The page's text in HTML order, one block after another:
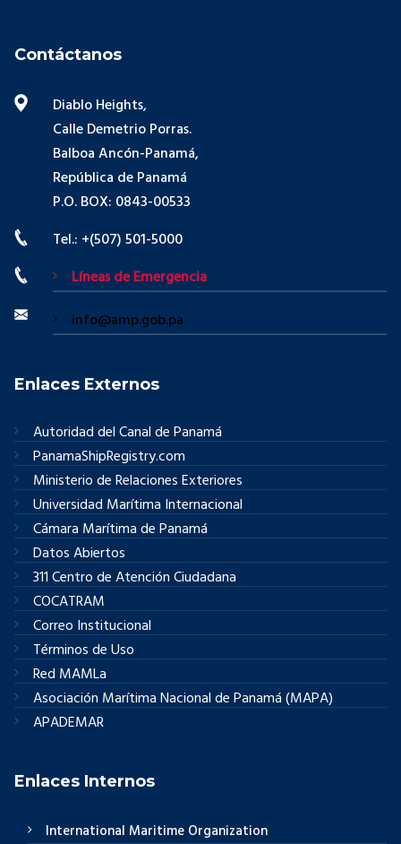
Contáctanos
Diablo Heights,
Calle Demetrio Porras.
Balboa Ancón-Panamá,
República de Panamá
P.O. BOX: 0843-00533
Tel.: +(507) 501-5000
Líneas de Emergencia
info@amp.gob.pa
Enlaces Externos
Autoridad del Canal de Panamá
PanamaShipRegistry.com
Ministerio de Relaciones Exteriores
Universidad Marítima Internacional
Cámara Marítima de Panamá
Datos Abiertos
311 Centro de Atención Ciudadana
COCATRAM
Correo Institucional
Términos de Uso
Red MAMLa
Asociación Marítima Nacional de Panamá (MAPA)
APADEMAR
Enlaces Internos
International Maritime Organization